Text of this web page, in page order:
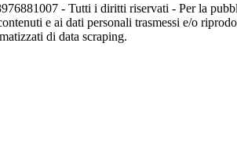
- Tutti i diritti riservati - Per la
e ai dati personali trasmessi e/o
di data scraping.